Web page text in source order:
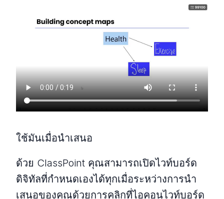
ใช้มันเมื่อนำเสนอ
ด้วย ClassPoint คุณสามารถเปิดไวท์บอร์ด
ดิจิทัลที่กำหนดเองได้ทุกเมื่อระหว่างการนำ
เสนอของคุณด้วยการคลิกที่ไอคอนไวท์บอร์ด